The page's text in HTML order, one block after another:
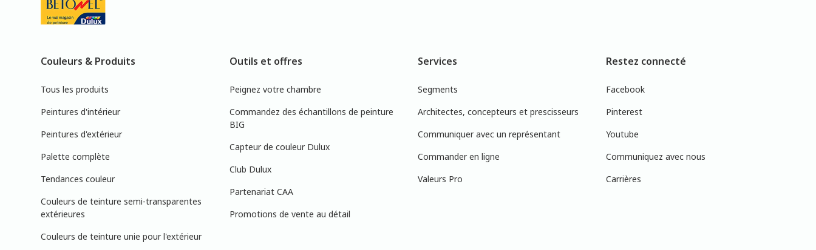
Couleurs & Produits
Tous les produits
Peintures d'intérieur
Peintures d'extérieur
Palette complète
Tendances couleur
Couleurs de teinture semi-transparentes
extérieures
Couleurs de teinture unie pour l'extérieur
Outils et offres
Peignez votre chambre
Commandez des échantillons de peinture
BIG
Capteur de couleur Dulux
Club Dulux
Partenariat CAA
Promotions de vente au détail
Services
Segments
Architectes, concepteurs et prescisseurs
Communiquer avec un représentant
Commander en ligne
Valeurs Pro
Restez connecté
Facebook
Pinterest
Youtube
Communiquez avec nous
Carrières